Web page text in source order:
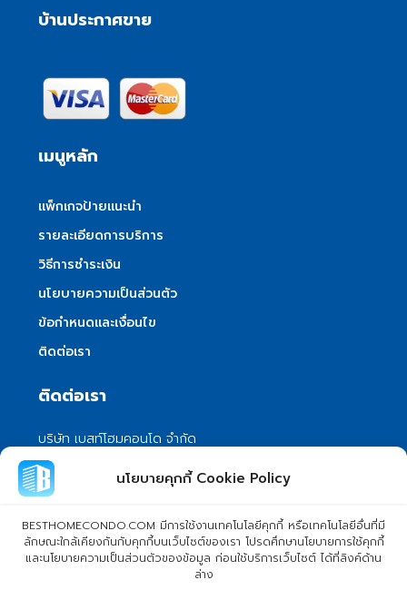
นโยบายคุกกี้ Cookie Policy
BESTHOMECONDO.COM มีการใช้งานเทคโนโลยีคุกกี้ หรือเทคโนโลยีอื่นที่มี
ลักษณะใกล้เคียงกันกับคุกกี้บนเว็บไซต์ของเรา โปรดศึกษานโยบายการใช้คุกกี้
และนโยบายความเป็นส่วนตัวของข้อมูล ก่อนใช้บริการเว็บไซต์ ได้ที่ลิงค์ด้าน
ล่าง
บ้านประกาศขาย
เมนูหลัก
แพ็กเกจป้ายแนะนำ
รายละเอียดการบริการ
วิธีการชำระเงิน
นโยบายความเป็นส่วนตัว
ข้อกำหนดและเงื่อนไข
ติดต่อเรา
ติดต่อเรา
บริษัท เบสท์โฮมคอนโด จำกัด
101/399 หมู่ 7 แขวงลําผักชี เขตหนองจอก
กรุงเทพมหานคร 10530
info@besthomecondo.com